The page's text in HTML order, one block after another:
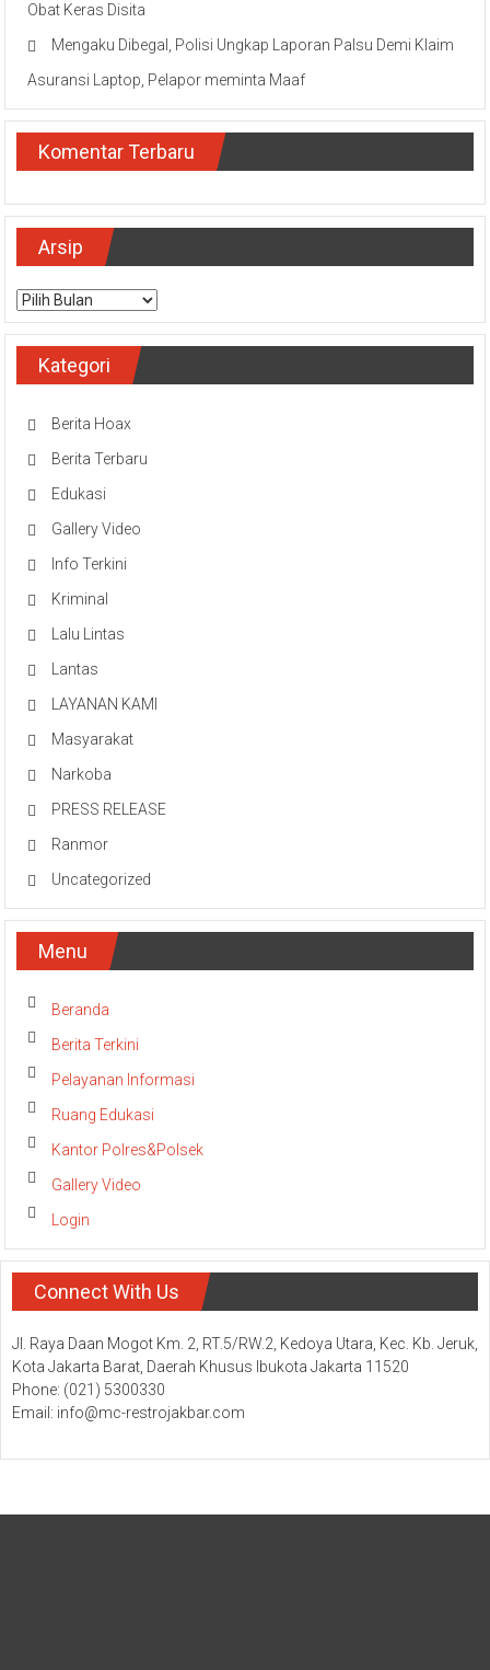
Obat Keras Disita
Mengaku Dibegal, Polisi Ungkap Laporan Palsu Demi Klaim
Asuransi Laptop, Pelapor meminta Maaf
Komentar Terbaru
Arsip
Arsip
Kategori
Berita Hoax
Berita Terbaru
Edukasi
Gallery Video
Info Terkini
Kriminal
Lalu Lintas
Lantas
LAYANAN KAMI
Masyarakat
Narkoba
PRESS RELEASE
Ranmor
Uncategorized
Menu
Beranda
Berita Terkini
Pelayanan Informasi
Ruang Edukasi
Kantor Polres&Polsek
Gallery Video
Login
Connect With Us
Jl. Raya Daan Mogot Km. 2, RT.5/RW.2, Kedoya Utara, Kec. Kb. Jeruk,
Kota Jakarta Barat, Daerah Khusus Ibukota Jakarta 11520
Phone: (021) 5300330
Email: info@mc-restrojakbar.com